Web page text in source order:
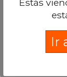
Estás
Ir